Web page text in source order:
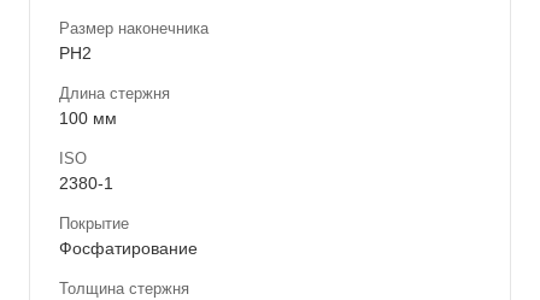
Размер наконечника
PH2
Длина стержня
100 мм
ISO
2380-1
Покрытие
Фосфатирование
Толщина стержня